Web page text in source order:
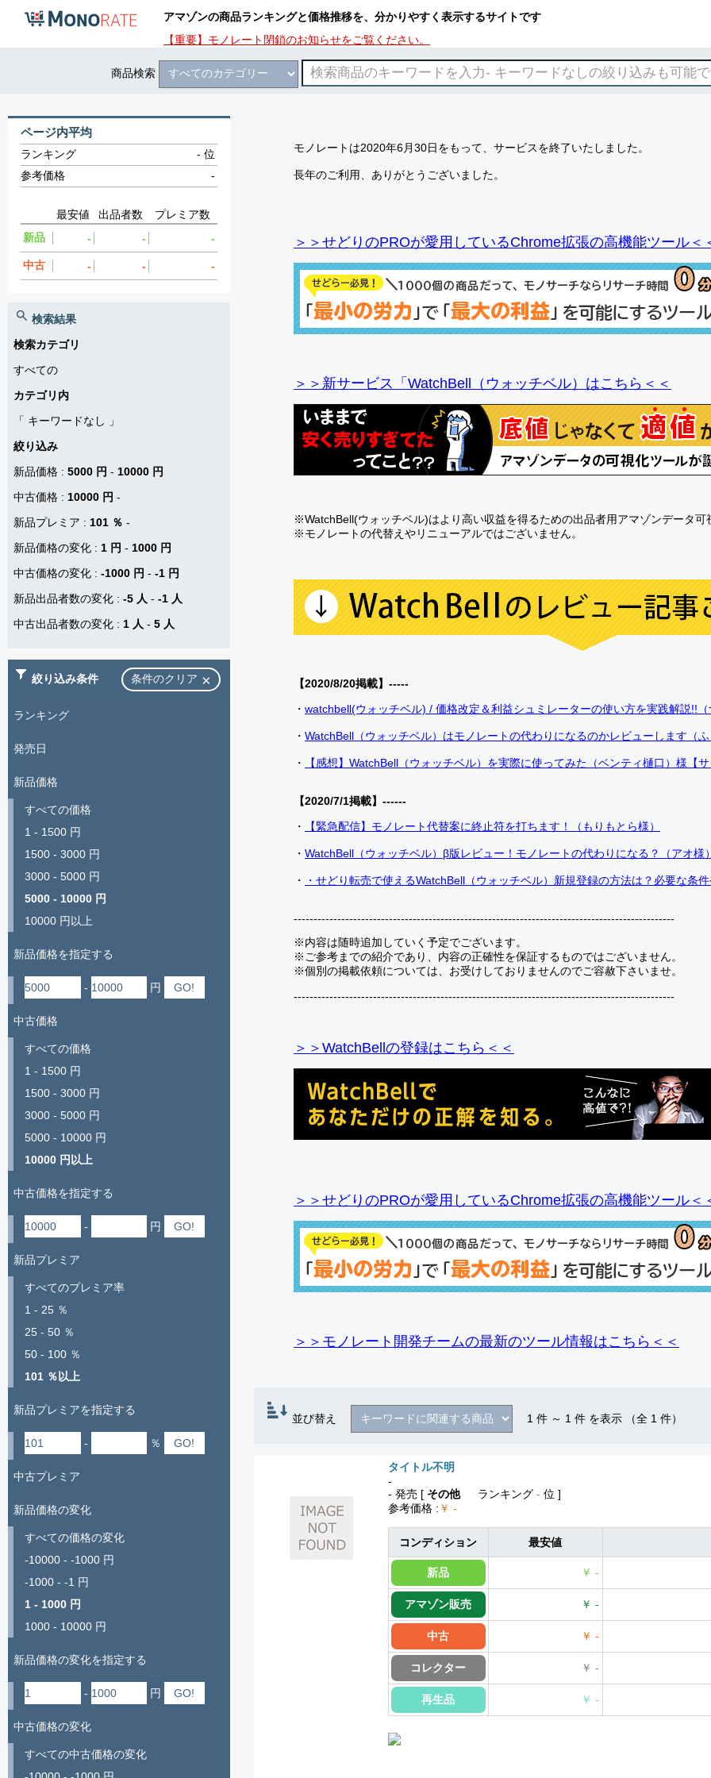
アマゾンの商品ランキングと価格推移を、分かりやすく表示するサイトです
【重要】モノレート閉鎖のお知らせをご覧ください。
商品検索
モノレートは2020年6月30日をもって、サービスを終了いたしました。
長年のご利用、ありがとうございました。
＞＞せどりのPROが愛用しているChrome拡張の高機能ツール＜
＞＞新サービス「WatchBell（ウォッチベル）はこちら＜＜
※WatchBell(ウォッチベル)はより高い収益を得るための出品者用アマゾンデータ可
※モノレートの代替えやリニューアルではございません。
【2020/8/20掲載】-----
・ watchbell(ウォッチベル) / 価格改定＆利益シュミレーターの使い方を実践解説!!
・ WatchBell（ウォッチベル）はモノレートの代わりになるのかレビューします（
・ 【感想】WatchBell（ウォッチベル）を実際に使ってみた（ベンティ樋口）様【
【2020/7/1掲載】------
・
【緊急配信】モノレート代替案に終止符を打ちます！（もりもとら様）
・ WatchBell（ウォッチベル）β版レビュー！モノレートの代わりになる？（アオ様
・ ・せどり転売で使えるWatchBell（ウォッチベル）新規登録の方法は？必要な条
------------------------------------------------------------------------------------------------
※内容は随時追加していく予定でございます。
※ご参考までの紹介であり、内容の正確性を保証するものではございません。
※個別の掲載依頼については、お受けしておりませんのでご容赦下さいませ。
------------------------------------------------------------------------------------------------
＞＞WatchBellの登録はこちら＜＜
＞＞せどりのPROが愛用しているChrome拡張の高機能ツール＜
＞＞モノレート開発チームの最新のツール情報はこちら＜＜
並び替え 1 件 ～ 1 件 を表示 （全 1 件）
タイトル不明
-
- 発売 [ その他 ランキング - 位 ]
参考価格 : ￥ -
コンディション 最安値
新品 ￥ -
アマゾン販売 ￥ -
中古 ￥ -
コレクター ￥ -
再生品 ￥ -
ページ内平均
ランキング -位
参考価格
-
最安値 出品者数
プレミア数
新品
- - -
中古 - - -
検索結果
検索カテゴリ
すべての
カテゴリ内
「 キーワードなし
」
絞り込み
新品価格 : 5000 円 - 10000 円
中古価格 : 10000 円 -
新品プレミア : 101 ％ -
新品価格の変化 : 1 円 - 1000 円
中古価格の変化 : -1000 円 - -1 円
新品出品者数の変化 : -5 人 - -1 人
中古出品者数の変化 : 1 人 - 5 人
絞り込み条件 条件のクリア
ランキング
発売日
新品価格
すべての価格
1 - 1500 円
1500 - 3000 円
3000 - 5000 円
5000 - 10000 円
10000 円以上
新品価格を指定する
- 円
中古価格
すべての価格
1 - 1500 円
1500 - 3000 円
3000 - 5000 円
5000 - 10000 円
10000 円以上
中古価格を指定する
- 円
新品プレミア
すべてのプレミア率
1 - 25 ％
25 - 50 ％
50 - 100 ％
101 ％以上
新品プレミアを指定する
- ％
中古プレミア
新品価格の変化
すべての価格の変化
-10000 - -1000 円
-1000 - -1 円
1 - 1000 円
1000 - 10000 円
新品価格の変化を指定する
- 円
中古価格の変化
すべての中古価格の変化